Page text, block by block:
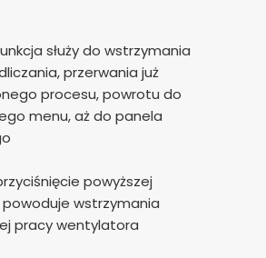
służy do wstrzymania
przerwania już
procesu, powrotu do
menu, aż do panela
powyższej
wstrzymania
pracy wentylatora